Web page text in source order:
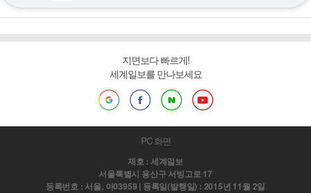
지면보다 빠르게!
세계일보를 만나보세요
PC 화면
제호 : 세계일보
서울특별시 용산구 서빙고로 17
등록번호 : 서울, 아03959 | 등록일(발행일) : 2015년 11월 2일